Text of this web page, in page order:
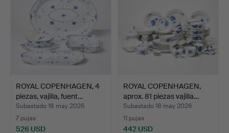
ROYAL COPENHAGEN, 4
piezas, vajilla, fuent…
Subastado 18 may 2026
7 pujas
526 USD
ROYAL COPENHAGEN,
aprox. 81 piezas vajilla…
Subastado 18 may 2026
11 pujas
442 USD